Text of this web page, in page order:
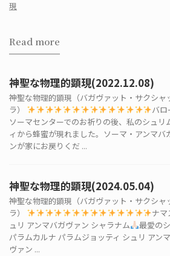
現
Read more
神聖な物理的顕現(2022.12.08)
神聖な物理的顕現（バガヴァット・サクシャ
ラ）
バロ
ソーマセンターでのお祈りの後、私のシュリ
ィから蜂蜜が現れました。ソーマ・アンマバ
ンが家にお戻りくだ ...
神聖な物理的顕現(2024.05.04)
神聖な物理的顕現（バガヴァット・サクシャ
ラ）
ナマ
ュリ アンマバガヴァン シャラナム
最愛の
パラムカルナ パラムジョッティ シュリ アン
ヴァン ...